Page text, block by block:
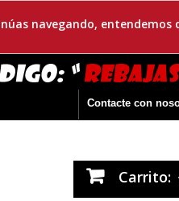
navegando, entendemos
Contacte con
Carrito: